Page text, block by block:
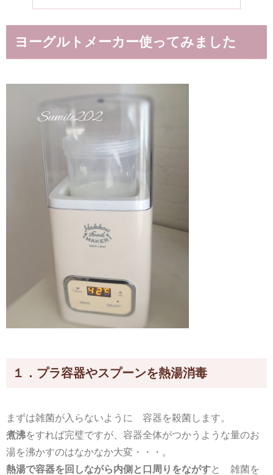
ヨーグルトメーカー使ってみました
１．プラ容器やスプーンを熱湯消毒
まずは雑菌が入らないように 容器を殺菌します。
煮沸をすれば完璧ですが、容器全体がつかうような量のお
湯を沸かすのはなかなか大変・・・。
熱湯で容器を回しながら内側と口周りをながすと 雑菌を